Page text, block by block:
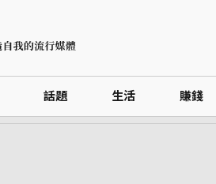
話題 生活 賺錢